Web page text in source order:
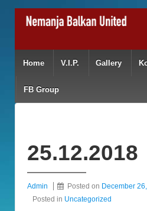
Home V.I.P. Gallery
FB Group
25.12.2018
Admin Posted on December
Posted in Uncategorized